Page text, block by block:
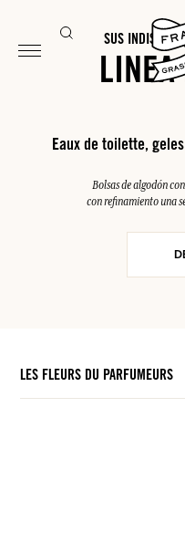
SUS
LINEA
Eaux de toilette,
Bolsas de algodón
con refinamiento una
LES FLEURS DU PARFUMEURS